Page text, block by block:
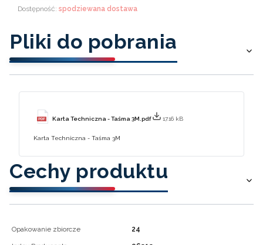
Dostępność: spodziewana dostawa
Pliki do pobrania
Karta Techniczna - Taśma 3M.pdf 17.16 kB
Karta Techniczna - Taśma 3M
Cechy produktu
Opakowanie zbiorcze 24